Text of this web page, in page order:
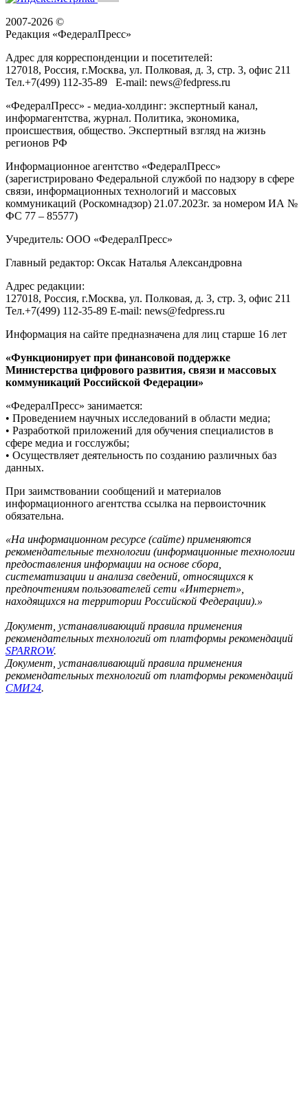
2007-2026 ©
Редакция «ФедералПресс»
Адрес для корреспонденции и посетителей:
127018, Россия, г.Москва, ул. Полковая, д. 3, стр. 3, офис 211
Тел.+7(499) 112-35-89 E-mail: news@fedpress.ru
«ФедералПресс» - медиа-холдинг: экспертный канал,
информагентства, журнал. Политика, экономика,
происшествия, общество. Экспертный взгляд на жизнь
регионов РФ
Информационное агентство «ФедералПресс»
(зарегистрировано Федеральной службой по надзору в сфере
связи, информационных технологий и массовых
коммуникаций (Роскомнадзор) 21.07.2023г. за номером ИА №
ФС 77 – 85577)
Учредитель: ООО «ФедералПресс»
Главный редактор: Оксак Наталья Александровна
Адрес редакции:
127018, Россия, г.Москва, ул. Полковая, д. 3, стр. 3, офис 211
Тел.+7(499) 112-35-89 E-mail: news@fedpress.ru
Информация на сайте предназначена для лиц старше 16 лет
«Функционирует при финансовой поддержке
Министерства цифрового развития, связи и массовых
коммуникаций Российской Федерации»
«ФедералПресс» занимается:
• Проведением научных исследований в области медиа;
• Разработкой приложений для обучения специалистов в
сфере медиа и госслужбы;
• Осуществляет деятельность по созданию различных баз
данных.
При заимствовании сообщений и материалов
информационного агентства ссылка на первоисточник
обязательна.
«На информационном ресурсе (сайте) применяются
рекомендательные технологии (информационные технологии
предоставления информации на основе сбора,
систематизации и анализа сведений, относящихся к
предпочтениям пользователей сети «Интернет»,
находящихся на территории Российской Федерации).»
Документ, устанавливающий правила применения
рекомендательных технологий от платформы рекомендаций
SPARROW.
Документ, устанавливающий правила применения
рекомендательных технологий от платформы рекомендаций
СМИ24.